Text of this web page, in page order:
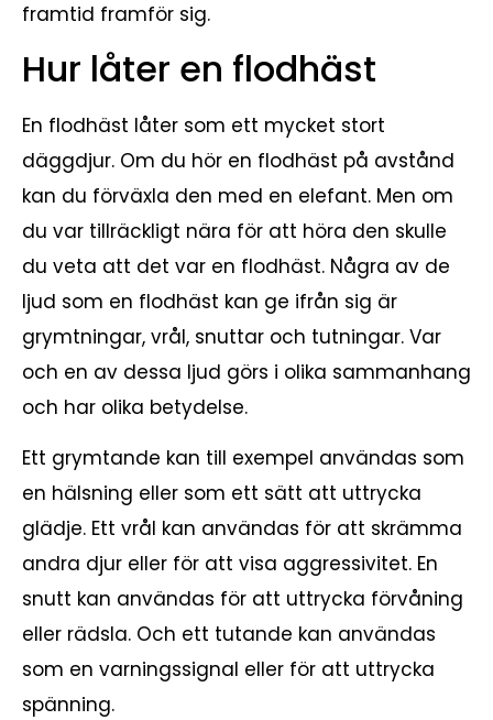
framtid framför sig.
Hur låter en flodhäst
En flodhäst låter som ett mycket stort
däggdjur. Om du hör en flodhäst på avstånd
kan du förväxla den med en elefant. Men om
du var tillräckligt nära för att höra den skulle
du veta att det var en flodhäst. Några av de
ljud som en flodhäst kan ge ifrån sig är
grymtningar, vrål, snuttar och tutningar. Var
och en av dessa ljud görs i olika sammanhang
och har olika betydelse.
Ett grymtande kan till exempel användas som
en hälsning eller som ett sätt att uttrycka
glädje. Ett vrål kan användas för att skrämma
andra djur eller för att visa aggressivitet. En
snutt kan användas för att uttrycka förvåning
eller rädsla. Och ett tutande kan användas
som en varningssignal eller för att uttrycka
spänning.